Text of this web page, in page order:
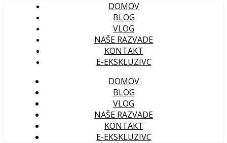
DOMOV
BLOG
VLOG
NAŠE RAZVADE
KONTAKT
E-EKSKLUZIVC
DOMOV
BLOG
VLOG
NAŠE RAZVADE
KONTAKT
E-EKSKLUZIVC